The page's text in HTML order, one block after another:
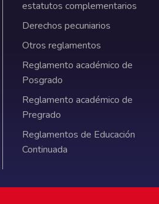
estatutos complementarios
Derechos pecuniarios
Otros reglamentos
Reglamento académico de
Posgrado
Reglamento académico de
Pregrado
Reglamentos de Educación
Continuada